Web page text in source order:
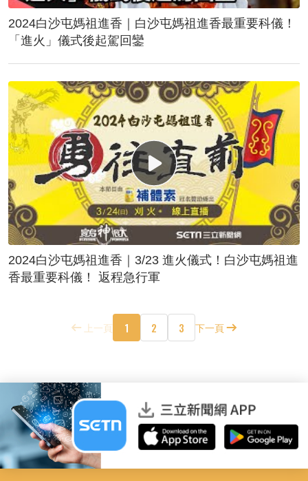
2024白沙屯媽祖進香｜白沙屯媽祖進香最重要科儀！
「進火」儀式後起駕回鑾
2024白沙屯媽祖進香｜3/23 進火儀式！白沙屯媽祖進
香最重要科儀！ 返程急行軍
上一頁 1 2 3 下一頁